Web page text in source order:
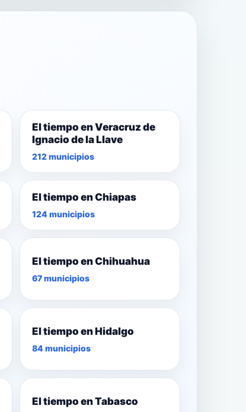
El tiempo en Veracruz de
Ignacio de la Llave
212 municipios
El tiempo en Chiapas
124 municipios
El tiempo en Chihuahua
67 municipios
El tiempo en Hidalgo
84 municipios
El tiempo en Tabasco